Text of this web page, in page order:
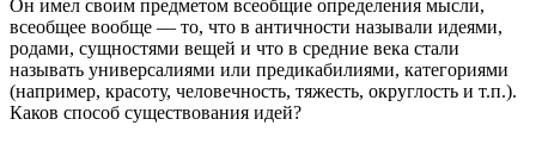
Он имел своим предметом всеобщие определения мысли,
всеобщее вообще — то, что в античности называли идеями,
родами, сущностями вещей и что в средние века стали
называть универсалиями или предикабилиями, категориями
(например, красоту, человечность, тяжесть, округлость и т.п.).
Каков способ существования идей?